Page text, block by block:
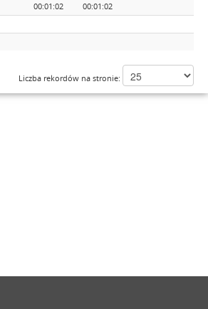
00:01:02
00:01:02
Liczba rekordów na stronie: